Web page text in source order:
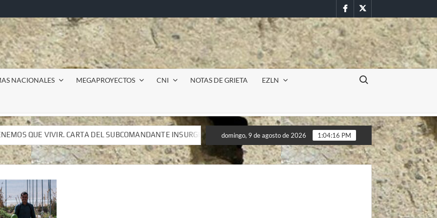
FacebookTwitter
NACIONALES MEGAPROYECTOS CNI NOTAS DE GRIETA EZLN
Buscar:
SUBCOMANDANTE INSURGENTE MOISÉS A LUIS DE TAVIRA
Incursión militar en la UAEM (Morelos) durante paro
SUBCOMANDANTE INSURGENTE MOISÉS A LUIS DE TAVIRA
Incursión militar en la UAEM (Morelos) durante paro
domingo, 9 de agosto de 2026 1:04:18 PM